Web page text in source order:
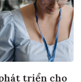
triển cho